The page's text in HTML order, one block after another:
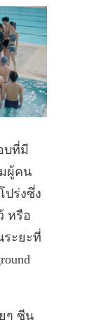
บที่มี
ผู้คน
ร่งซึ่ง
หรือ
ระยะที่
ๆ ซีน